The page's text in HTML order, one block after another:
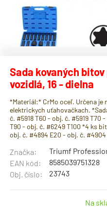
Sada kovaných
vozidlá, 16 - dielna
*Materiál:* CrMo oceľ. Určena
elektrickych uťahovačkach.
č. #5918 T60 - obj. č. #5919
T90 - obj. č. #6249 T100 *4 ks
obj. č. #4894 E20 - obj. č.
Značka:
Triumf
EAN kód:
8585039751328
Obj. číslo:
23743
Na